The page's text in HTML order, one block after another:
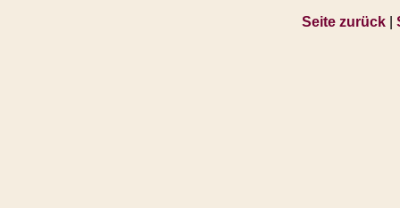
Seite zurück|